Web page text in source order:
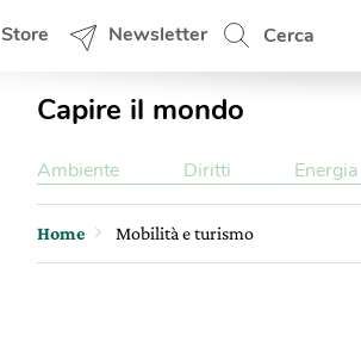
Store Newsletter Cerca
Capire il mondo
Ambiente Diritti Energia
Home Mobilità e turismo